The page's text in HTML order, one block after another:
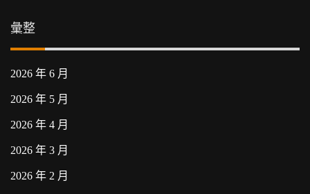
彙整
2026 年 6 月
2026 年 5 月
2026 年 4 月
2026 年 3 月
2026 年 2 月